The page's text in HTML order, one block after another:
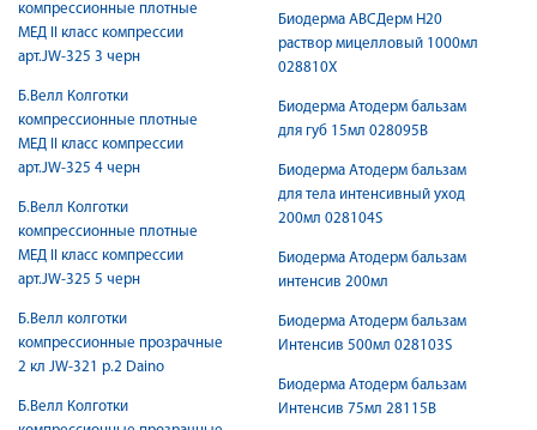
компрессионные плотные
МЕД II класс компрессии
арт.JW-325 3 черн
Б.Велл Колготки
компрессионные плотные
МЕД II класс компрессии
арт.JW-325 4 черн
Б.Велл Колготки
компрессионные плотные
МЕД II класс компрессии
арт.JW-325 5 черн
Б.Велл колготки
компрессионные прозрачные
2 кл JW-321 р.2 Daino
Б.Велл Колготки
Биодерма АВСДерм Н20
раствор мицелловый 1000мл
028810Х
Биодерма Атодерм бальзам
для губ 15мл 028095B
Биодерма Атодерм бальзам
для тела интенсивный уход
200мл 028104S
Биодерма Атодерм бальзам
интенсив 200мл
Биодерма Атодерм бальзам
Интенсив 500мл 028103S
Биодерма Атодерм бальзам
Интенсив 75мл 28115B